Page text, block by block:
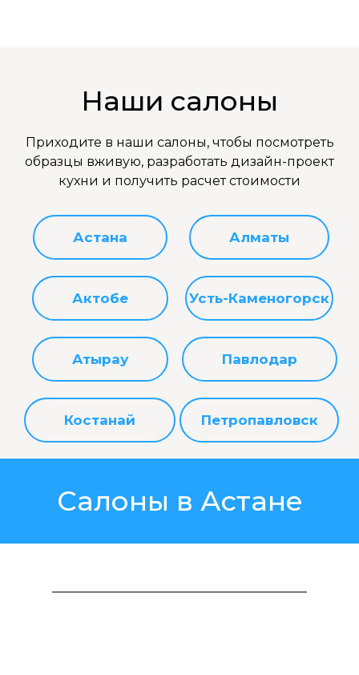
Наши салоны
Приходите в наши салоны, чтобы посмотреть
образцы вживую, разработать дизайн-проект
кухни и получить расчет стоимости
Астана Алматы
Актобе Усть-Каменогорск
Атырау Павлодар
Костанай Петропавловск
Салоны в Астане